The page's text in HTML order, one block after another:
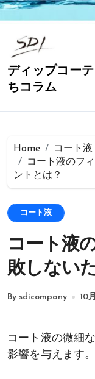
コ
ン
に
ス
ッ
ディップコー
ちコラム
Home
コート液
コート液のフ
ントとは？
コート液
コート液
敗しない
By sdicompany 10
コート液の微細な異物混入は、製品の品質に深刻な
影響を与えます。